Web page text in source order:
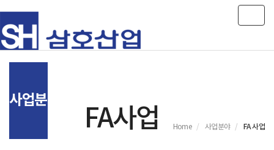
사업분야
FA사업 Home 사업분야 FA 사업